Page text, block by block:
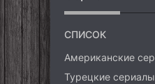
СПИСОК
Турецкие сериалы